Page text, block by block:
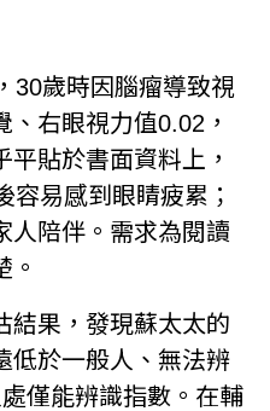
歲時因腦瘤導致視
右眼視力值0.02，
貼於書面資料上，
容易感到眼睛疲累；
人陪伴。需求為閱讀
。
果，發現蘇太太的
低於一般人、無法辨
僅能辨識指數。在輔